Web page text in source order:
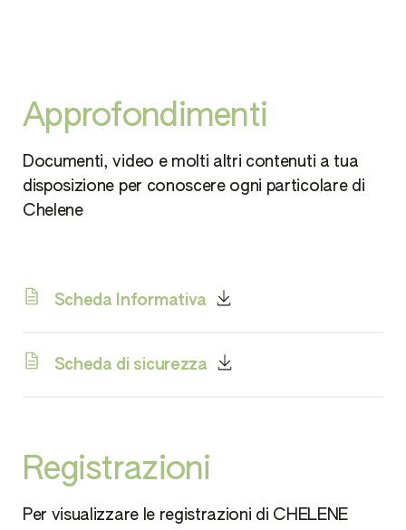
Approfondimenti
Documenti, video e molti altri contenuti a tua
disposizione per conoscere ogni particolare di
Chelene
Scheda Informativa
Scheda di sicurezza
Registrazioni
Per visualizzare le registrazioni di CHELENE